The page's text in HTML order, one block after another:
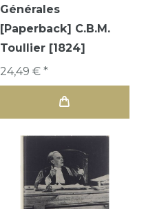
Générales
[Paperback] C.B.M.
Toullier [1824]
24,49 € *